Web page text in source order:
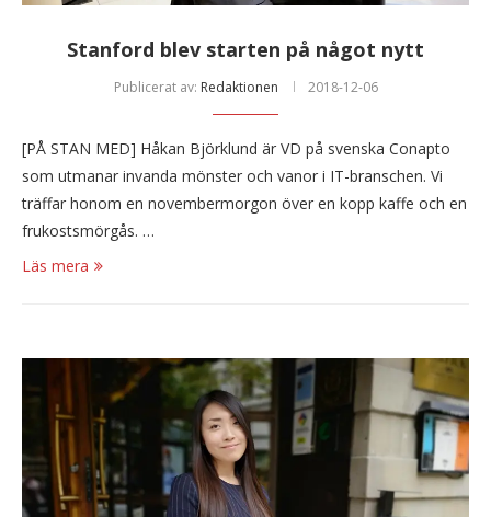
Stanford blev starten på något nytt
Publicerat av: Redaktionen 2018-12-06
[PÅ STAN MED] Håkan Björklund är VD på svenska Conapto
som utmanar invanda mönster och vanor i IT-branschen. Vi
träffar honom en novembermorgon över en kopp kaffe och en
frukostsmörgås. …
Läs mera